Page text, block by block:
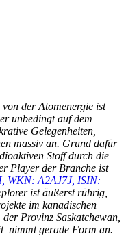
der Atomenergie ist
unbedingt auf dem
Gelegenheiten,
massiv an. Grund dafür
Stoff durch die
Player der Branche ist
WKN: A2AJ7J, ISIN:
ist äußerst rührig,
im kanadischen
Provinz Saskatchewan,
nimmt gerade Form an.